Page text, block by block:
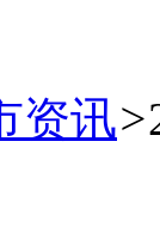
资讯>